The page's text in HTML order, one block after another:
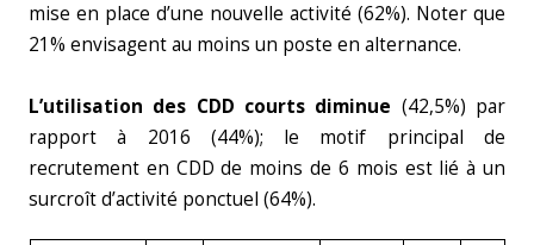
mise en place d’une nouvelle activité (62%). Noter que
21% envisagent au moins un poste en alternance.
L’utilisation des CDD courts diminue (42,5%) par
rapport à 2016 (44%); le motif principal de
recrutement en CDD de moins de 6 mois est lié à un
surcroît d’activité ponctuel (64%).